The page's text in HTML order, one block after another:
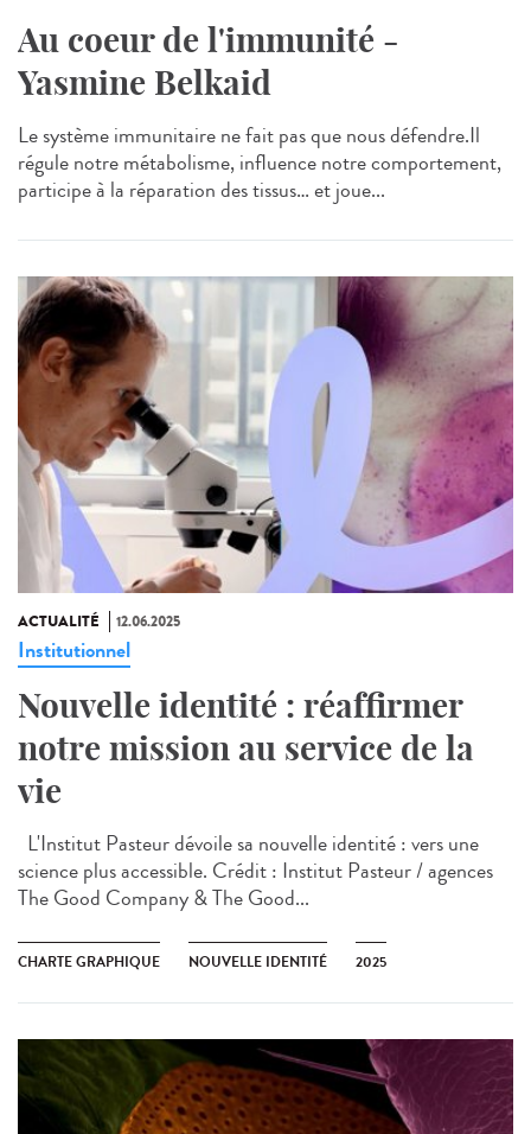
Au coeur de l'immunité -
Yasmine Belkaid
Le système immunitaire ne fait pas que nous défendre.Il
régule notre métabolisme, influence notre comportement,
participe à la réparation des tissus… et joue...
ACTUALITÉ 12.06.2025
Institutionnel
Nouvelle identité : réaffirmer
notre mission au service de la
vie
L'Institut Pasteur dévoile sa nouvelle identité : vers une
science plus accessible. Crédit : Institut Pasteur / agences
The Good Company & The Good...
CHARTE GRAPHIQUE NOUVELLE IDENTITÉ 2025